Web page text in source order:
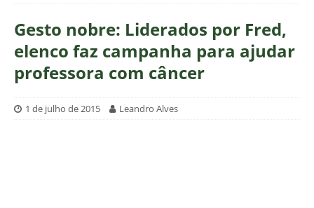
Gesto nobre: Liderados por Fred,
elenco faz campanha para ajudar
professora com câncer
1 de julho de 2015 Leandro Alves